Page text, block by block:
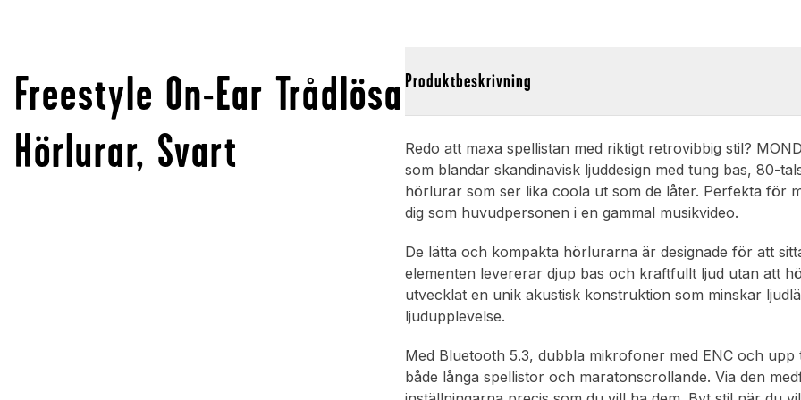
Freestyle On-Ear Trådlösa
Hörlurar, Svart
Produktbeskrivning
Redo att maxa spellistan med riktigt retrovibbig stil?
som blandar skandinavisk ljuddesign med tung bas, 80-
hörlurar som ser lika coola ut som de låter. Perfekta för
dig som huvudpersonen i en gammal musikvideo.
De lätta och kompakta hörlurarna är designade för att
elementen levererar djup bas och kraftfullt ljud utan att
utvecklat en unik akustisk konstruktion som minskar
ljudupplevelse.
Med Bluetooth 5.3, dubbla mikrofoner med ENC och
både långa spellistor och maratonscrollande. Via den